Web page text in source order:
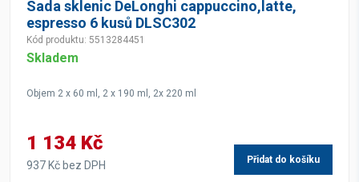
Sada sklenic DeLonghi cappuccino,latte,
espresso 6 kusů DLSC302
Kód produktu: 5513284451
Skladem
Objem 2 x 60 ml, 2 x 190 ml, 2x 220 ml
1 134 Kč
937 Kč bez DPH Přidat do košíku